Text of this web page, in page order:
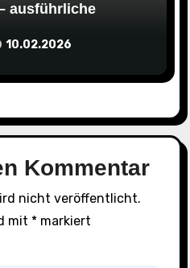
ausführliche
10.02.2026
Kommentar
nicht veröffentlicht.
mit * markiert